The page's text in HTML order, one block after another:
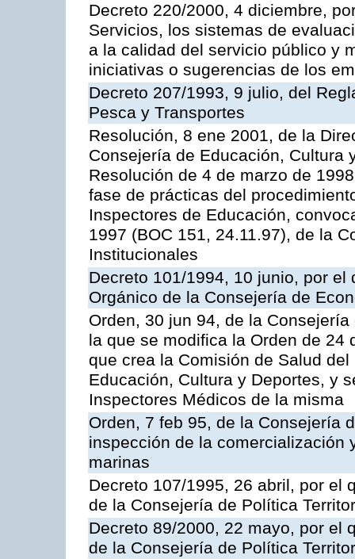
Decreto 220/2000, 4 diciembre,
Servicios, los sistemas de
a la calidad del servicio público y
iniciativas o sugerencias de los
Decreto 207/1993, 9 julio, del
Pesca y Transportes
Resolución, 8 ene 2001, de la
Consejería de Educación, Cultura
Resolución de 4 de marzo de
fase de prácticas del
Inspectores de Educación,
1997 (BOC 151, 24.11.97), de la
Institucionales
Decreto 101/1994, 10 junio, por
Orgánico de la Consejería de
Orden, 30 jun 94, de la
la que se modifica la Orden de 24
que crea la Comisión de Salud
Educación, Cultura y Deportes, y
Inspectores Médicos de la misma
Orden, 7 feb 95, de la Consejería
inspección de la comercialización
marinas
Decreto 107/1995, 26 abril, por el
de la Consejería de Política
Decreto 89/2000, 22 mayo, por el
de la Consejería de Política